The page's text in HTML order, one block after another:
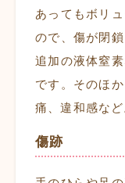
あってもボリ
ので、傷が閉
追加の液体窒
です。そのほ
痛、違和感など
傷跡